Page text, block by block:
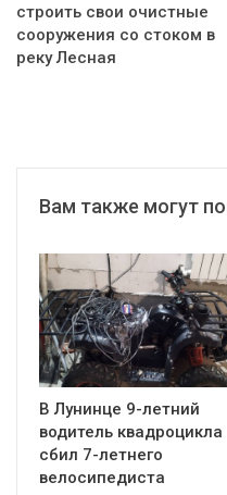
строить свои очистные
сооружения со стоком в
реку Лесная
Вам также могут
В Лунинце 9-летний
водитель квадроцикла
сбил 7-летнего
велосипедиста